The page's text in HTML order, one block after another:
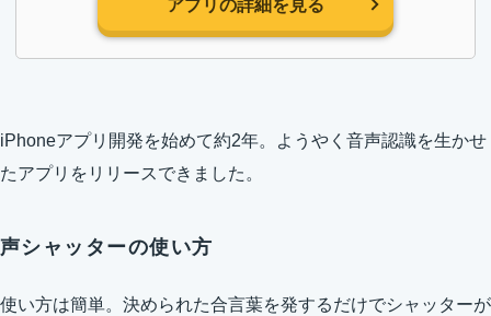
アプリの詳細を見る
iPhoneアプリ開発を始めて約2年。ようやく音声認識を生かせ
たアプリをリリースできました。
声シャッターの使い方
使い方は簡単。決められた合言葉を発するだけでシャッターが